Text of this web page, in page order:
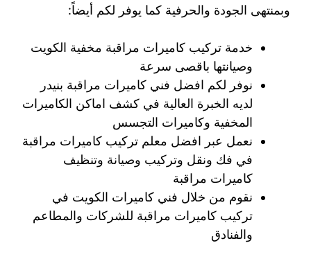
وبمنتهى الجودة والحرفية كما يوفر لكم أيضاً:
خدمة تركيب كاميرات مراقبة مخفية الكويت
وصيانتها باقصى سرعة
نوفر لكم افضل فني كاميرات مراقبة بنيدر
لديه الخبرة العالية في كشف اماكن الكاميرات
المخفية وكاميرات التجسس
نعمل عبر افضل معلم تركيب كاميرات مراقبة
في فك ونقل وتركيب وصيانة وتنظيف
كاميرات مراقبة
نقوم من خلال فني كاميرات الكويت في
تركيب كاميرات مراقبة للشركات والمطاعم
والفنادق